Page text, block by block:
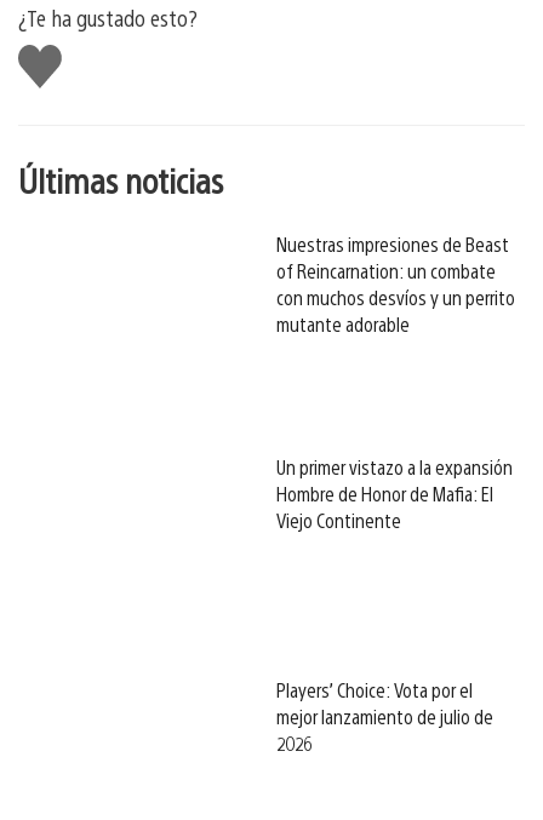
¿Te ha gustado esto?
Me
gusta
Últimas noticias
Nuestras impresiones de Beast
of Reincarnation: un combate
con muchos desvíos y un perrito
mutante adorable
Un primer vistazo a la expansión
Hombre de Honor de Mafia: El
Viejo Continente
Players’ Choice: Vota por el
mejor lanzamiento de julio de
2026